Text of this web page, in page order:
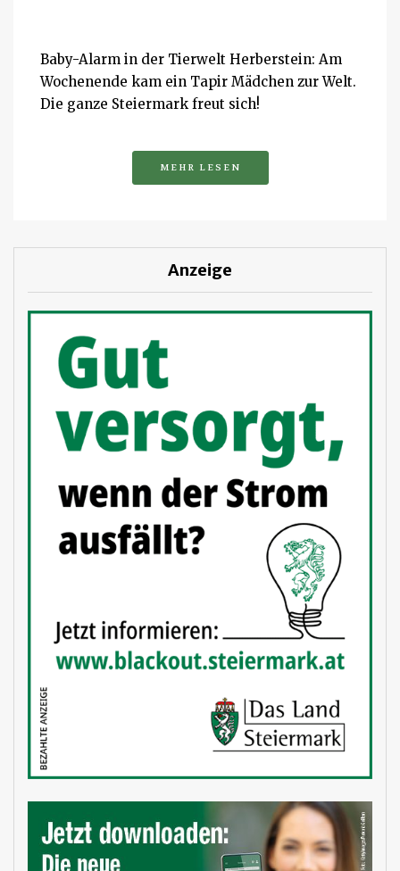
Baby-Alarm in der Tierwelt Herberstein: Am
Wochenende kam ein Tapir Mädchen zur Welt.
Die ganze Steiermark freut sich!
MEHR LESEN
Anzeige